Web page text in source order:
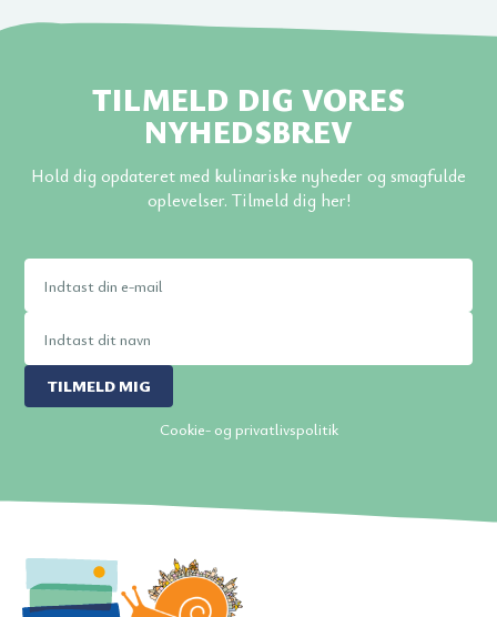
TILMELD DIG VORES
NYHEDSBREV
Hold dig opdateret med kulinariske nyheder og smagfulde
oplevelser. Tilmeld dig her!
TILMELD MIG
Cookie- og privatlivspolitik